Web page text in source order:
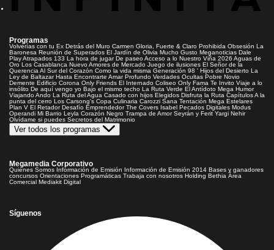
Programas
Volverías con tu Ex Detrás del Muro Carmen Gloria, Fuerte & Claro Prohibida Obsesión La
Baronesa Reunión de Superados El Jardín de Olivia Mucho Gusto Meganoticias Dale
PlayAtrapados 133 La hora de jugar De paseoAcceso a lo Nuestro Viña 2026 Aguas de
Oro Los Casablanca Nuevo Amores de Mercado Juego de ilusiones El Señor de la
Querencia Al Sur del Corazón Como la vida misma Generación 98 ' Hijos del Desierto La
Ley de Baltazar Hasta Encontrarte Amar Profundo Verdades Ocultas Pobre Novio
Demente Edificio Corona Only Friends El Internado Coliseo Only Fama Te Invito Viaje a lo
insólito De aquí vengo yo Bajo el mismo techo La Ruta Verde El Antídoto Mega Humor
Viajando Ando La Ruta del Agua Casado con hijos Elegidos Disfruta la Ruta CapítulosA la
punta del cerro Los Carsong's Copa Culinaria Carozzi Sana Tentación Mega Estelares
Plan V El Retador Desafío Emprendedor The Covers Isabel Pecados Digitales Modus
Operandi Mi Barrio Leyla Corazón Negro Trampa de Amor Seyrán y Ferit Yargi Nehir
Olvídame si puedes Secretos del Matrimonio
Ver todos los programas
Megamedia Corporativo
Quienes Somos Información de Emisión Información de Emisión 2014 Bases y ganadores
concursos Orientaciones Programáticas Trabaja con nosotros Holding Bethia Área
Comercial Mediakit Digital
Síguenos